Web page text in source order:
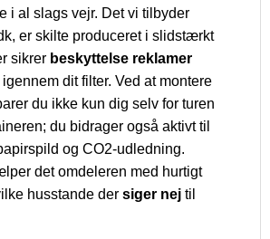
i al slags vejr. Det vi tilbyder
er skilte produceret i slidstærkt
sikrer beskyttelse reklamer
dit filter. Ved at montere
du ikke kun dig selv for turen
du bidrager også aktivt til
og CO2-udledning.
det omdeleren med hurtigt
husstande der siger nej til